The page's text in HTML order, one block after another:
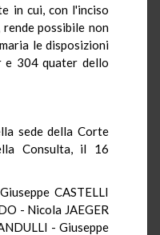
in cui, con l'inciso
possibile non
le disposizioni
304 quater dello
sede della Corte
Consulta, il 16
CASTELLI
- Nicola JAEGER
- Giuseppe